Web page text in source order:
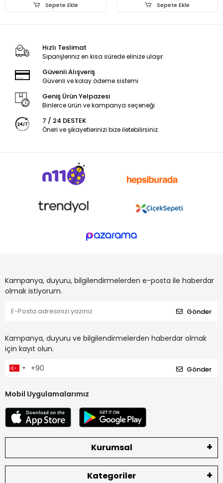
Sepete Ekle Sepete Ekle
Hızlı Teslimat
Siparişleriniz en kısa sürede elinize ulaşır.
Güvenli Alışveriş
Güvenli ve kolay ödeme sistemi
Geniş Ürün Yelpazesi
Binlerce ürün ve kampanya seçeneği
7 / 24 DESTEK
Öneri ve şikayetlerinizi bize iletebilirsiniz.
Kampanya, duyuru, bilgilendirmelerden e-posta ile haberdar
olmak istiyorum.
Gönder
Kampanya, duyuru ve bilgilendirmelerden haberdar olmak
için kayıt olun.
Gönder
Mobil Uygulamalarımız
Kurumsal
Kategoriler